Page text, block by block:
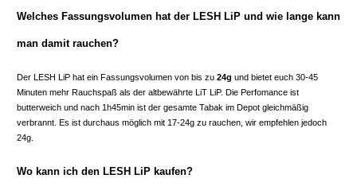
Welches Fassungsvolumen hat der LESH LiP und wie lange kann
man damit rauchen?
Der LESH LiP hat ein Fassungsvolumen von bis zu 24g und bietet euch 30-45
Minuten mehr Rauchspaß als der altbewährte LiT LiP. Die Perfomance ist
butterweich und nach 1h45min ist der gesamte Tabak im Depot gleichmäßig
verbrannt. Es ist durchaus möglich mit 17-24g zu rauchen, wir empfehlen jedoch
24g.
Wo kann ich den LESH LiP kaufen?